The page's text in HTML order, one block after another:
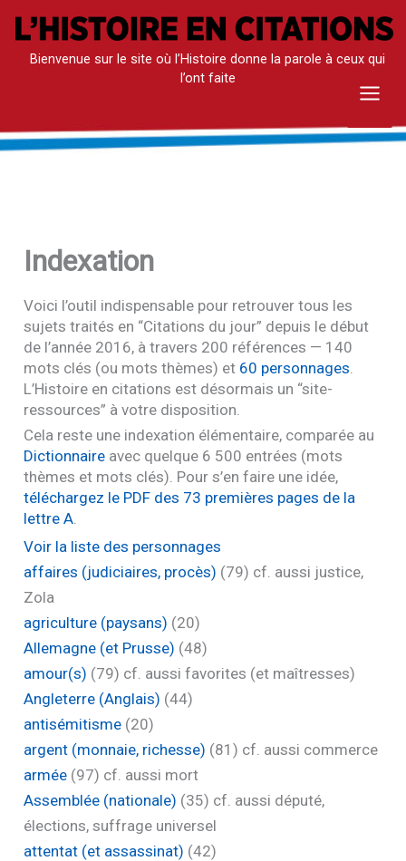
Aller
contenuBienvenue sur le site où l’Histoire donne la parole à ceux qui
l’ont faite
Main
Indexation
Voici l’outil indispensable pour retrouver tous les
sujets traités en “Citations du jour” depuis le début
de l’année 2016, à travers 200 références — 140
mots clés (ou mots thèmes) et 60 personnages
L’Histoire en citations est désormais un “site-
ressources” à votre disposition.
Cela reste une indexation élémentaire, comparée au
Dictionnaire avec quelque 6 500 entrées (mots
thèmes et mots clés). Pour s’en faire une idée,
téléchargez le PDF des 73 premières pages de la
lettre A
Voir la liste des personnages
affaires (judiciaires, procès) (79) cf. aussi justice,
Zola
agriculture (paysans) (20)
Allemagne (et Prusse) (48)
amour(s) (79) cf. aussi favorites (et maîtresses)
Angleterre (Anglais) (44)
antisémitisme (20)
argent (monnaie, richesse) (81) cf. aussi commerce
armée (97) cf. aussi mort
Assemblée (nationale) (35) cf. aussi député,
élections, suffrage universel
attentat (et assassinat) (42)